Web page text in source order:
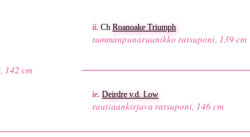
142 cm
ii. Ch Roanoake Triumph
tummanpunaruunikko ratsuponi, 139 cm
ie. Deirdre v.d. Low
rautiaankirjava ratsuponi, 146 cm